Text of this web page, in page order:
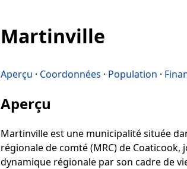
Martinville
Aperçu · Coordonnées · Population ·
Aperçu
Martinville est une municipalité située
régionale de comté (MRC) de
dynamique régionale par son cadre de